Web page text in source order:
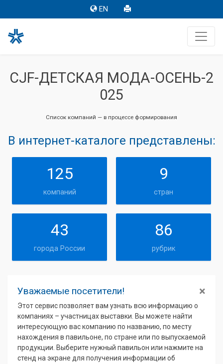
EN
CJF-ДЕТСКАЯ МОДА-ОСЕНЬ-2
025
Список компаний — в процессе формирования
В интернет-каталоге представлены:
125
компаний
9
стран
43
города России
86
рубрик
×
Уважаемые посетители!
Этот сервис позволяет вам узнать всю информацию о
компаниях – участницах выставки. Вы можете найти
интересующую вас компанию по названию, по месту
нахождения в павильоне, по стране или по выпускаемой
продукции. Выберите нужный павильон или нажмите на
стенд на экране для получения информации об